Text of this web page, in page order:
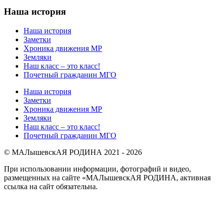
Наша история
Наша история
Заметки
Хроника движения МР
Земляки
Наш класс – это класс!
Почетный гражданин МГО
Наша история
Заметки
Хроника движения МР
Земляки
Наш класс – это класс!
Почетный гражданин МГО
© МАЛышевскАЯ РОДИНА 2021 - 2026
При использовании информации, фотографий и видео,
размещенных на сайте «МАЛышевскАЯ РОДИНА, активная
ссылка на сайт обязательна.